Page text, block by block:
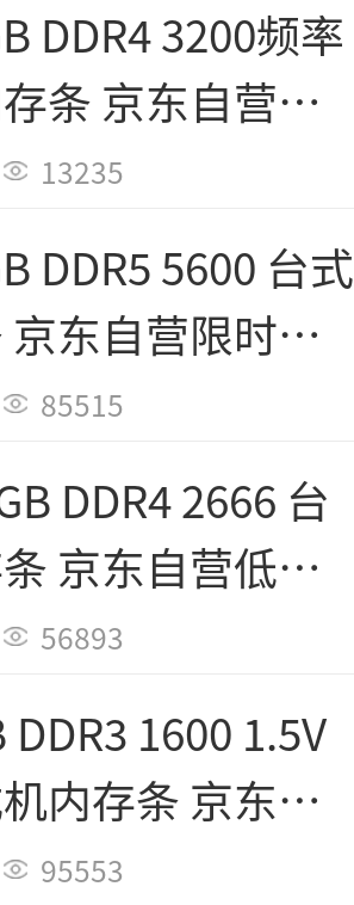
DDR4 3200频率
条 京东自营特
13235
DDR5 5600 台式
东自营限时特
元
85515
DDR4 2666 台
京东自营低价
56893
1600 1.5V
内存条 京东自
109元
95553